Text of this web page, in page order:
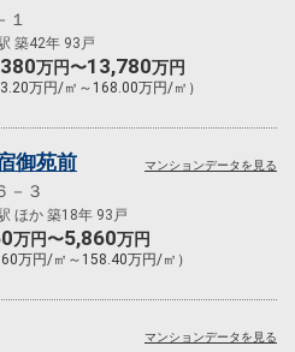
築42年 93戸
万円〜13,780万円
万円/㎡～168.00万円/㎡）
御苑前
－３
ほか 築18年 93戸
万円〜5,860万円
万円/㎡～158.40万円/㎡）
マンションデータを見る
マンションデータを見る